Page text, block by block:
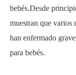
bebés.Desde
muestran que varios
han enfermado
para bebés.